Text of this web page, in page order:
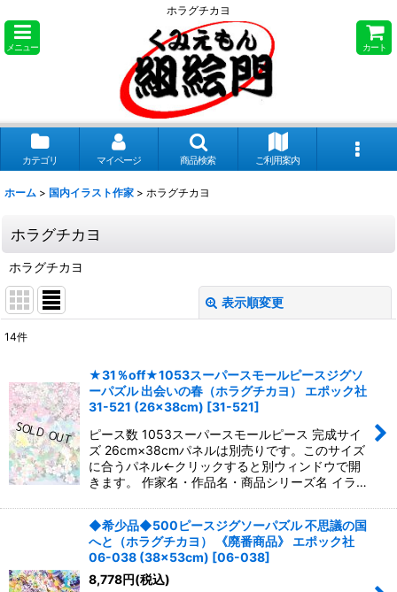
ホラグチカヨ
メニュー カート
カテゴリ マイページ 商品検索 ご利用案内
ホーム > 国内イラスト作家 > ホラグチカヨ
ホラグチカヨ
ホラグチカヨ
表示順変更
並び順:
絞り込む
14件
★31％off★1053スーパースモールピースジグソ
ーパズル 出会いの春（ホラグチカヨ） エポック社
31-521 (26×38cm) [31-521]
ピース数 1053スーパースモールピース 完成サイ
ズ 26cm×38cmパネルは別売りです。このサイズ
に合うパネル←クリックすると別ウィンドウで開
きます。 作家名・作品名・商品シリーズ名 イラ…
◆希少品◆500ピースジグソーパズル 不思議の国
へと（ホラグチカヨ） 《廃番商品》 エポック社
06-038 (38×53cm) [06-038]
8,778円(税込)